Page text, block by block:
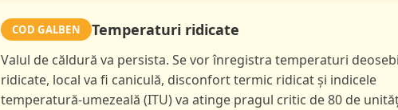
COD GALBEN Temperaturi ridicate
Valul de căldură va persista. Se vor înregistra temperaturi
ridicate, local va fi caniculă, disconfort termic ridicat și indicele
temperatură-umezeală (ITU) va atinge pragul critic de 80 de